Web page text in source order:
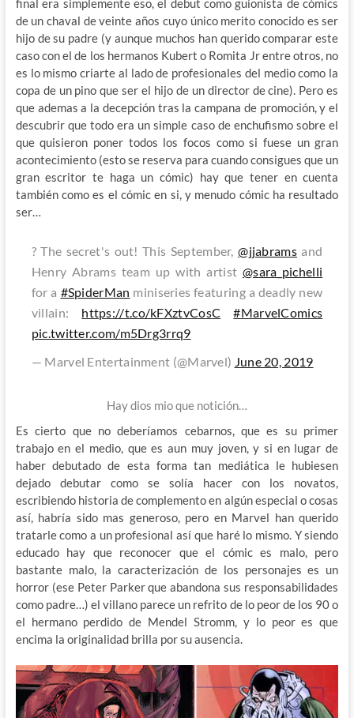
final era simplemente eso, el debut como guionista de cómics
de un chaval de veinte años cuyo único merito conocido es ser
hijo de su padre (y aunque muchos han querido comparar este
caso con el de los hermanos Kubert o Romita Jr entre otros, no
es lo mismo criarte al lado de profesionales del medio como la
copa de un pino que ser el hijo de un director de cine). Pero es
que ademas a la decepción tras la campana de promoción, y el
descubrir que todo era un simple caso de enchufismo sobre el
que quisieron poner todos los focos como si fuese un gran
acontecimiento (esto se reserva para cuando consigues que un
gran escritor te haga un cómic) hay que tener en cuenta
también como es el cómic en si, y menudo cómic ha resultado
ser…
?️ The secret's out! This September,@jjabramsand
Henry Abrams team up with artist@sara_pichelli
for a #SpiderMan miniseries featuring a deadly new
villain: https://t.co/kFXztvCosC
#MarvelComics
pic.twitter.com/m5Drg3rrq9
— Marvel Entertainment (@Marvel) June 20, 2019
Hay dios mio que notición…
Es cierto que no deberíamos cebarnos, que es su primer
trabajo en el medio, que es aun muy joven, y si en lugar de
haber debutado de esta forma tan mediática le hubiesen
dejado debutar como se solía hacer con los novatos,
escribiendo historia de complemento en algún especial o cosas
así, habría sido mas generoso, pero en Marvel han querido
tratarle como a un profesional así que haré lo mismo. Y siendo
educado hay que reconocer que el cómic es malo, pero
bastante malo, la caracterización de los personajes es un
horror (ese Peter Parker que abandona sus responsabilidades
como padre…) el villano parece un refrito de lo peor de los 90 o
el hermano perdido de Mendel Stromm, y lo peor es que
encima la originalidad brilla por su ausencia.